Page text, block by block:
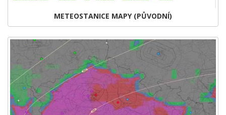
METEOSTANICE MAPY (PŮVODNÍ)